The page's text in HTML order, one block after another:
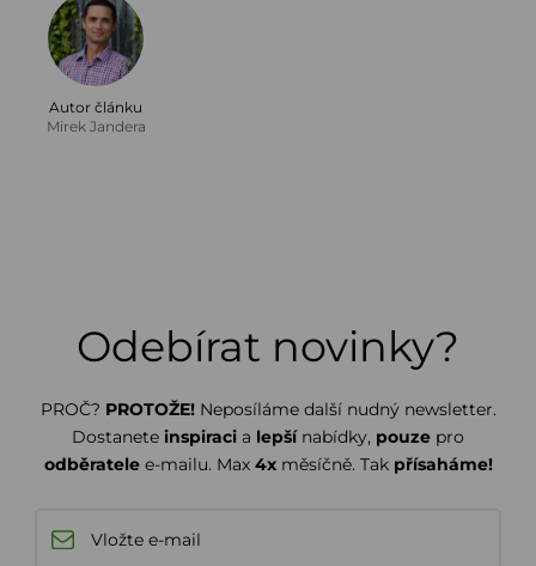
Autor článku
Mirek Jandera
Odebírat novinky?
PROČ? PROTOŽE! Neposíláme další nudný newsletter.
Dostanete inspiraci a lepšínabídky, pouze pro
odběratelee-mailu. Max 4xměsíčně. Tak přísaháme!